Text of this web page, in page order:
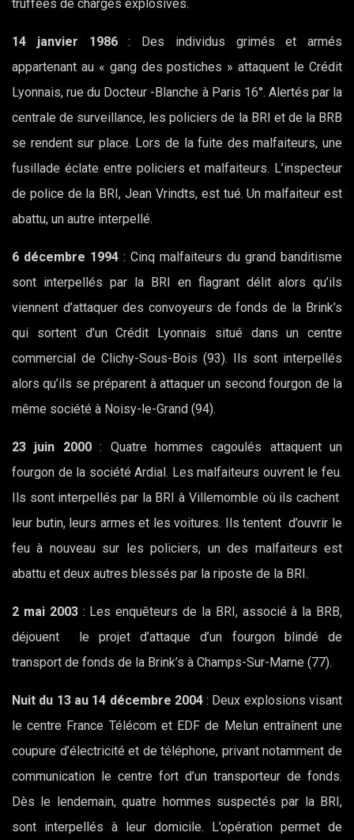
truffées de charges explosives.
14 janvier 1986: Des individus grimés et armés
appartenant au « gang des postiches » attaquent le Crédit
Lyonnais, rue du Docteur -Blanche à Paris 16°. Alertés par la
centrale de surveillance, les policiers de la BRI et de la BRB
se rendent sur place. Lors de la fuite des malfaiteurs, une
fusillade éclate entre policiers et malfaiteurs. L’inspecteur
de police de la BRI, Jean Vrindts, est tué. Un malfaiteur est
abattu, un autre interpellé.
6 décembre 1994 : Cinq malfaiteurs du grand banditisme
sont interpellés par la BRI en flagrant délit alors qu’ils
viennent d’attaquer des convoyeurs de fonds de la Brink’s
qui sortent d’un Crédit Lyonnais situé dans un centre
commercial de Clichy-Sous-Bois (93). Ils sont interpellés
alors qu’ils se préparent à attaquer un second fourgon de la
même société à Noisy-le-Grand (94).
23 juin 2000: Quatre hommes cagoulés attaquent un
fourgon de la société Ardial. Les malfaiteurs ouvrent le feu.
Ils sont interpellés par la BRI à Villemomble où ils cachent
leur butin, leurs armes et les voitures. Ils tentent d’ouvrir le
feu à nouveau sur les policiers, un des malfaiteurs est
abattu et deux autres blessés par la riposte de la BRI.
2 mai 2003: Les enquêteurs de la BRI, associé à la BRB,
déjouent le projet d’attaque d’un fourgon blindé de
transport de fonds de la Brink’s à Champs-Sur-Marne (77).
Nuit du 13 au 14 décembre 2004: Deux explosions visant
le centre France Télécom et EDF de Melun entraînent une
coupure d’électricité et de téléphone, privant notamment de
communication le centre fort d’un transporteur de fonds.
Dès le lendemain, quatre hommes suspectés par la BRI,
sont interpellés à leur domicile. L’opération permet de